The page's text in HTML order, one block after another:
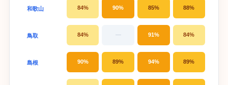
和歌山 84% 90% 85% 88%
鳥取 84% — 91% 84%
島根 90% 89% 94% 89%